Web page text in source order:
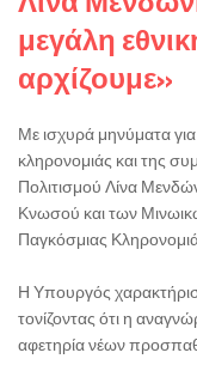
μεγάλη
αρχίζουμε»
Με ισχυρά μηνύματα
κληρονομιάς και της
Πολιτισμού Λίνα
Κνωσού και των
Παγκόσμιας
Η Υπουργός
τονίζοντας ότι η
αφετηρία νέων